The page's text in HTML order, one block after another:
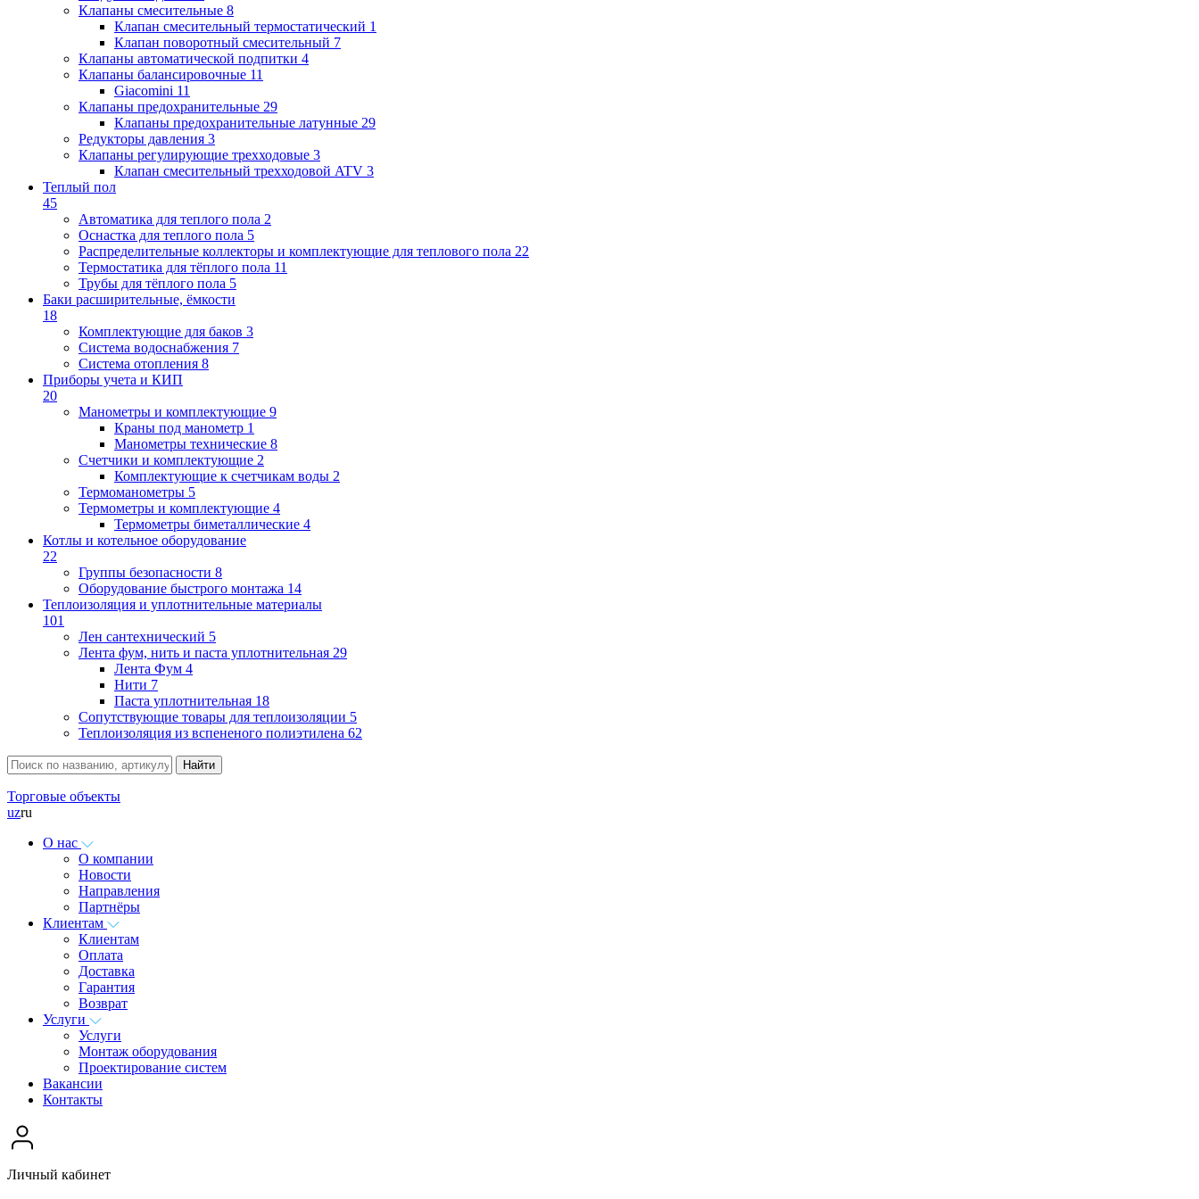
Клапаны cмесительные 8
Клапан cмесительный термостатический 1
Клапан поворотный cмесительный 7
Клапаны автоматической подпитки 4
Клапаны балансировочные 11
Giacomini 11
Клапаны предохранительные 29
Клапаны предохранительные латунные 29
Редукторы давления 3
Клапаны регулирующие трехходовые 3
Клапан смесительный трехходовой ATV 3
Теплый пол
45
Автоматика для теплого пола 2
Оснастка для теплого пола 5
Распределительные коллекторы и комплектующие для теплового пола 22
Термостатика для тёплого пола 11
Трубы для тёплого пола 5
Баки расширительные, ёмкости
18
Комплектующие для баков 3
Система водоснабжения 7
Система отопления 8
Приборы учета и КИП
20
Манометры и комплектующие 9
Краны под манометр 1
Манометры технические 8
Счетчики и комплектующие 2
Комплектующие к счетчикам воды 2
Термоманометры 5
Термометры и комплектующие 4
Термометры биметаллические 4
Котлы и котельное оборудование
22
Группы безопасности 8
Оборудование быстрого монтажа 14
Теплоизоляция и уплотнительные материалы
101
Лен сантехнический 5
Лента фум, нить и паста уплотнительная 29
Лента Фум 4
Нити 7
Паста уплотнительная 18
Сопутствующие товары для теплоизоляции 5
Теплоизоляция из вспененого полиэтилена 62
Торговые объекты
uzru
О нас
О компании
Новости
Направления
Партнёры
Клиентам
Клиентам
Оплата
Доставка
Гарантия
Возврат
Услуги
Услуги
Монтаж оборудования
Проектирование систем
Вакансии
Контакты
Личный кабинет